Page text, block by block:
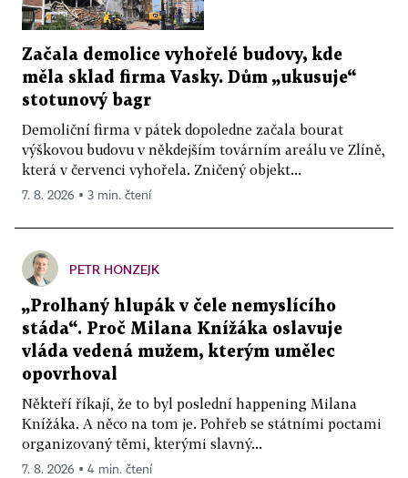
Začala demolice vyhořelé budovy, kde
měla sklad firma Vasky. Dům „ukusuje“
stotunový bagr
Demoliční firma v pátek dopoledne začala bourat
výškovou budovu v někdejším továrním areálu ve Zlíně,
která v červenci vyhořela. Zničený objekt...
7. 8. 2026 ▪ 3 min. čtení
PETR HONZEJK
„Prolhaný hlupák v čele nemyslícího
stáda“. Proč Milana Knížáka oslavuje
vláda vedená mužem, kterým umělec
opovrhoval
Někteří říkají, že to byl poslední happening Milana
Knížáka. A něco na tom je. Pohřeb se státními poctami
organizovaný těmi, kterými slavný...
7. 8. 2026 ▪ 4 min. čtení